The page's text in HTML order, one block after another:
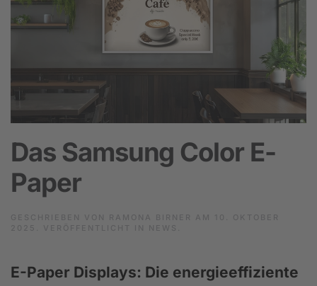
Das Samsung Color E-
Paper
E-Paper Displays: Die energieeffiziente